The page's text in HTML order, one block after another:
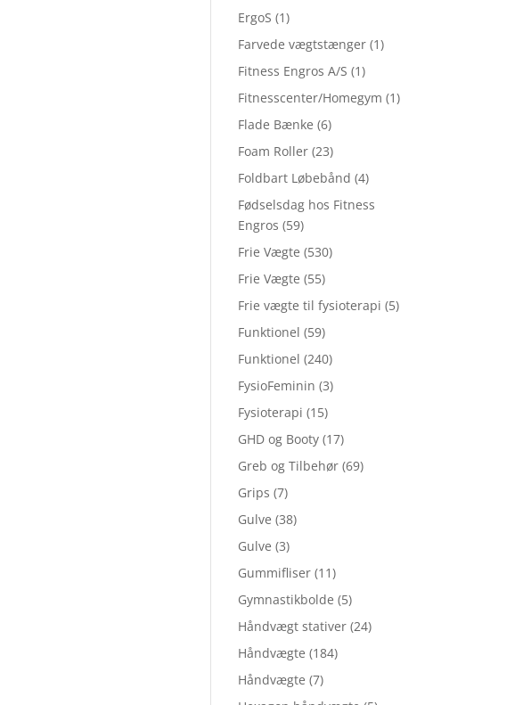
ErgoS (1)
Farvede vægtstænger (1)
Fitness Engros A/S (1)
Fitnesscenter/Homegym (1)
Flade Bænke (6)
Foam Roller (23)
Foldbart Løbebånd (4)
Fødselsdag hos Fitness
Engros (59)
Frie Vægte (530)
Frie Vægte (55)
Frie vægte til fysioterapi (5)
Funktionel (59)
Funktionel (240)
FysioFeminin (3)
Fysioterapi (15)
GHD og Booty (17)
Greb og Tilbehør (69)
Grips (7)
Gulve (38)
Gulve (3)
Gummifliser (11)
Gymnastikbolde (5)
Håndvægt stativer (24)
Håndvægte (184)
Håndvægte (7)